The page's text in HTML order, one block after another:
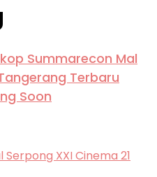
Summarecon Mal
Terbaru
Soon